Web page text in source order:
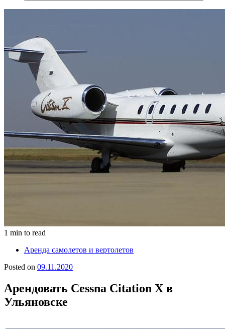
1 min to read
Аренда самолетов и вертолетов
Posted on 09.11.2020
Арендовать Cessna Citation X в
Ульяновске